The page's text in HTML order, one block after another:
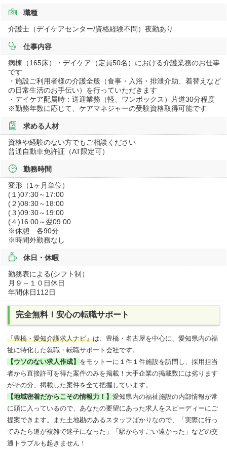
職種
介護士（デイケアセンター/資格経験不問）夜勤あり
仕事内容
病棟（165床）・デイケア（定員50名）における介護業務のお仕事
です
・施設ご利用者様の介護全般（食事・入浴・排泄介助、着替えなど
の日常生活のお手伝い）を行っていただきます
・デイケア配属時：送迎業務（軽、ワンボックス）片道30分程度
※勤務年数に応じて、ケアマネジャーの受験資格取得可能です
求める人材
資格や経験のない方でもご相談ください
普通自動車免許証（AT限定可）
勤務時間
変形（1ヶ月単位）
(１)07:30～17:00
(２)08:30～18:00
(３)09:30～19:00
(４)16:00～翌09:00
※休憩 各90分
※時間外勤務なし
休日・休暇
勤務表による(シフト制）
月９～１０日休日
年間休日112日
完全無料！安心の転職サポート
『豊橋・愛知介護求人ナビ』は、豊橋・名古屋を中心に、愛知県内の福
祉に特化した就職・転職サポート会社です。
【ウソのない求人作成】 をモットーに１件１件施設を訪問し、採用担当
者から直接許可を得た案件のみを掲載！大手企業の掲載数には劣ります
がその分、掲載した案件を全て把握しています。
【地域密着だからこその情報力！】愛知県内の福祉施設の内部情報が常
に頭に入っているので、あなたの要望にあった求人をスピーディーにご
提案できます。また土地勘のあるスタッフばかりなので、「実際に行っ
てみたら道が複雑で迷子になった」「駅からすごい遠かった」などの交
通トラブルも起きません！